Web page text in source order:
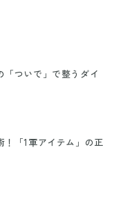
「ついで」で整うダイ
！「1軍アイテム」の正